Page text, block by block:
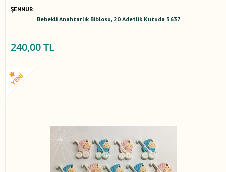
ŞENNUR
Bebekli Anahtarlık Biblosu, 20 Adetlik Kutuda 3637
240,00 TL